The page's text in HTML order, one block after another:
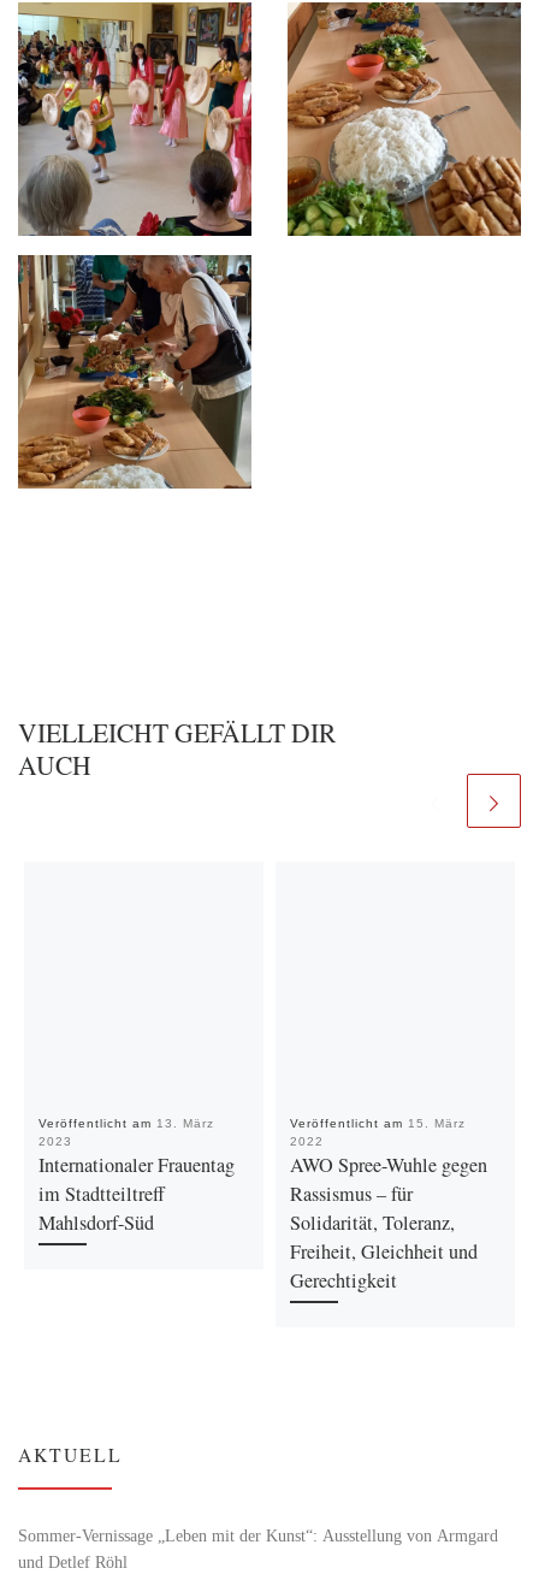
VIELLEICHT GEFÄLLT DIR
AUCH
Veröffentlicht am 13. März
2023
Internationaler Frauentag
im Stadtteiltreff
Mahlsdorf-Süd
Veröffentlicht am 15. März
2022
AWO Spree-Wuhle gegen
Rassismus – für
Solidarität, Toleranz,
Freiheit, Gleichheit und
Gerechtigkeit
AKTUELL
Sommer-Vernissage „Leben mit der Kunst“: Ausstellung von Armgard
und Detlef Röhl